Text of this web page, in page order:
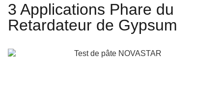
3 Applications Phare du
Retardateur de Gypsum